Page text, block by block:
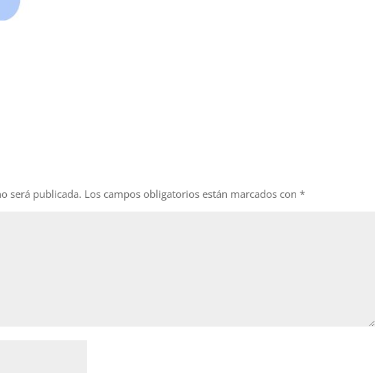
será publicada. Los campos obligatorios están marcados con*